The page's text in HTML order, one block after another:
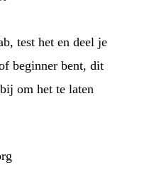
, test het en deel je
beginner bent, dit
om het te laten